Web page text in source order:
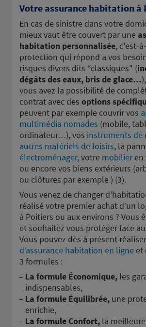
Votre assurance habitation à
En cas de sinistre dans votre
mieux vaut être couvert par une
habitation personnalisée, c'est-
protection qui répond à vos
risques divers dits “classiques" (
dégâts des eaux, bris de glace…
vous avez la possibilité de
contrat avec des options
peuvent par exemple couvrir vos
multimédia nomades (mobile,
ordinateur…), vos instruments de
autres matériels de loisirs, la
électroménager, votre mobilier en
ou encore vos biens extérieurs
ou clôtures par exemple ) (3).
Vous venez de changer
réalisé votre premier achat d’un
à Poitiers ou aux environs ? Vous
et souhaitez vous protéger face
Vous pouvez dès à présent
d’assurance habitation en ligne et
3 formules :
La formule Économique, les
indispensables,
La formule Équilibrée, une
enrichie,
La formule Confort, la